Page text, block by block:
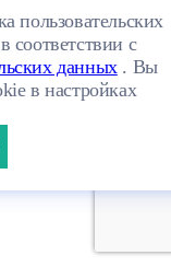
пользовательских
соответствии с
данных. Вы
в настройках